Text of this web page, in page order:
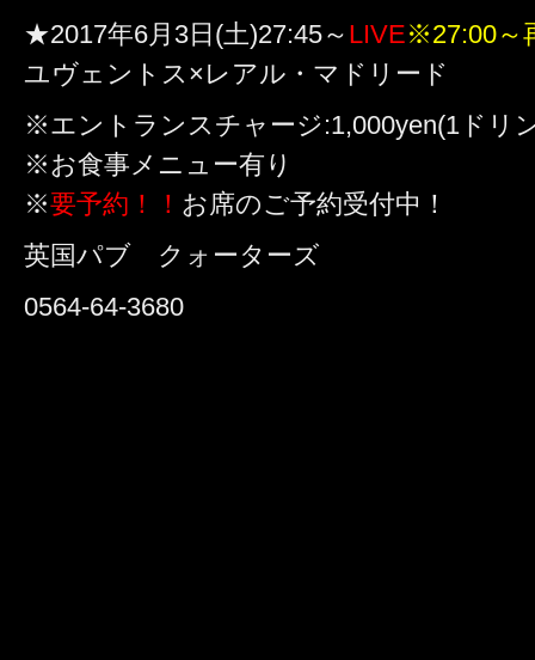
★2017年6月3日(土)27:45～ LIVE※27:00～
ユヴェントス×レアル・マドリード
※エントランスチャージ:1,000yen(1ドリ
※お食事メニュー有り
※要予約！！ お席のご予約受付中！
英国パブ クォーターズ
0564-64-3680